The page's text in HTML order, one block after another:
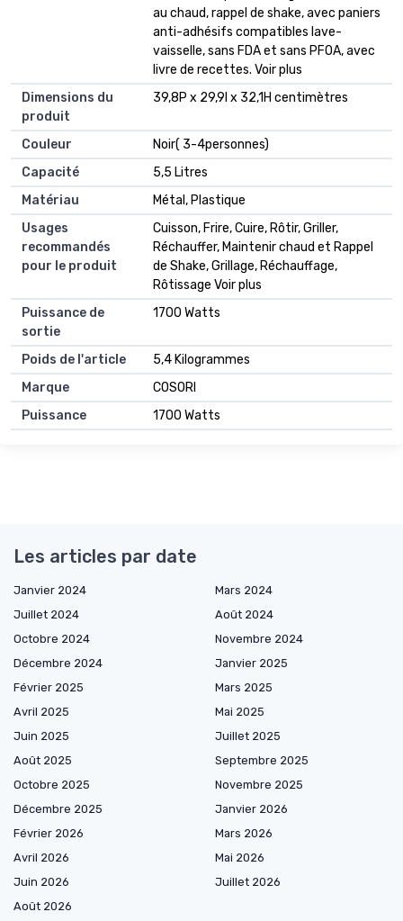
au chaud, rappel de shake, avec paniers
anti-adhésifs compatibles lave-
vaisselle, sans FDA et sans PFOA, avec
livre de recettes. Voir plus
Dimensions du
produit
39,8P x 29,9l x 32,1H centimètres
Couleur
Noir( 3-4personnes)
Capacité
5,5 Litres
Matériau
Métal, Plastique
Usages
recommandés
pour le produit
Cuisson, Frire, Cuire, Rôtir, Griller,
Réchauffer, Maintenir chaud et Rappel
de Shake, Grillage, Réchauffage,
Rôtissage Voir plus
Puissance de
sortie
1700 Watts
Poids de l'article
5,4 Kilogrammes
Marque
COSORI
Puissance
1700 Watts
Les articles par date
Janvier 2024
Mars 2024
Juillet 2024
Août 2024
Octobre 2024
Novembre 2024
Décembre 2024
Janvier 2025
Février 2025
Mars 2025
Avril 2025
Mai 2025
Juin 2025
Juillet 2025
Août 2025
Septembre 2025
Octobre 2025
Novembre 2025
Décembre 2025
Janvier 2026
Février 2026
Mars 2026
Avril 2026
Mai 2026
Juin 2026
Juillet 2026
Août 2026